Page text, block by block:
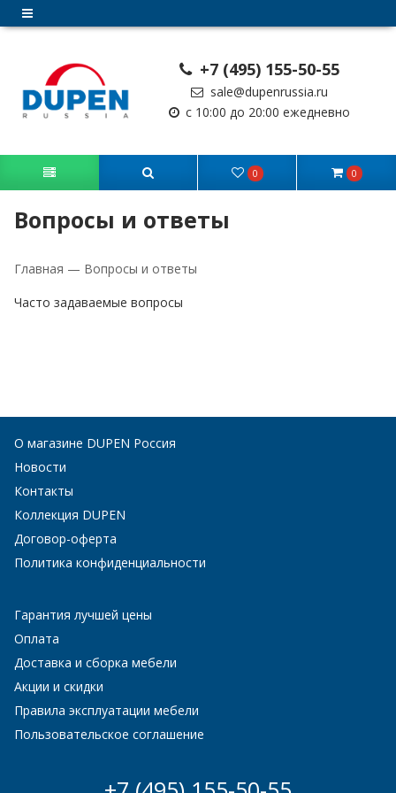
+7 (495) 155-50-55
sale@dupenrussia.ru
с 10:00 до 20:00 ежедневно
0 0
Вопросы и ответы
Главная — Вопросы и ответы
Часто задаваемые вопросы
О магазине DUPEN Россия
Новости
Контакты
Коллекция DUPEN
Договор-оферта
Политика конфиденциальности
Гарантия лучшей цены
Оплата
Доставка и сборка мебели
Акции и скидки
Правила эксплуатации мебели
Пользовательское соглашение